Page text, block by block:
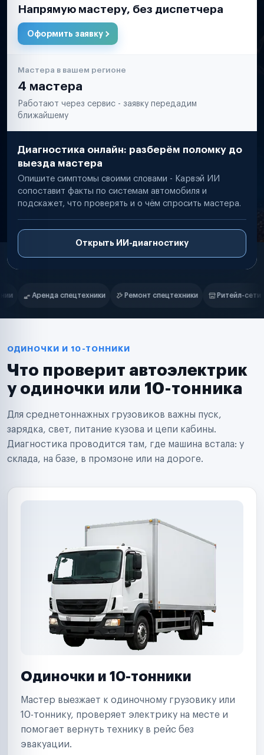
Напрямую мастеру, без диспетчера
Оформить заявку
Мастера в вашем регионе
4 мастера
Работают через сервис - заявку передадим
ближайшему
Диагностика онлайн: разберём поломку до
выезда мастера
Опишите симптомы своими словами - Карвэй ИИ
сопоставит факты по системам автомобиля и
подскажет, что проверять и о чём спросить мастера.
Открыть ИИ-диагностику
Нам доверяют
Ремонт спецтехники Ритейл-сети Управляющие компании
Маркетплейсы
Таксопарки
Автодилеры
Поставщики запчастей
Аренда спецтехники
Ремонт спецтехники
Ритейл-сети
Управляющие компании
Страховые компании
ОДИНОЧКИ И 10-ТОННИКИ
Что проверит автоэлектрик
у одиночки или 10-тонника
Для среднетоннажных грузовиков важны пуск,
зарядка, свет, питание кузова и цепи кабины.
Диагностика проводится там, где машина встала: у
склада, на базе, в промзоне или на дороге.
Одиночки и 10-тонники
Мастер выезжает к одиночному грузовику или
10-тоннику, проверяет электрику на месте и
помогает вернуть технику в рейс без
эвакуации.